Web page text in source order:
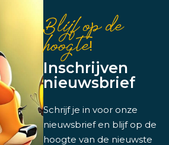
Blijf op de
hoogte!
Inschrijven
nieuwsbrief
Schrijf je in voor onze
nieuwsbrief en blijf op de
hoogte van de nieuwste